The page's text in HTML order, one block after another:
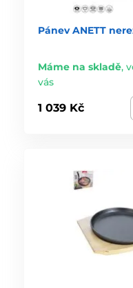
Pánev ANETT
Máme na skladě,
vás
1 039 Kč